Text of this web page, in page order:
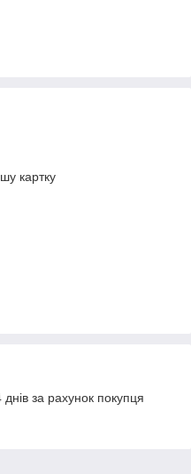
картку
за рахунок покупця